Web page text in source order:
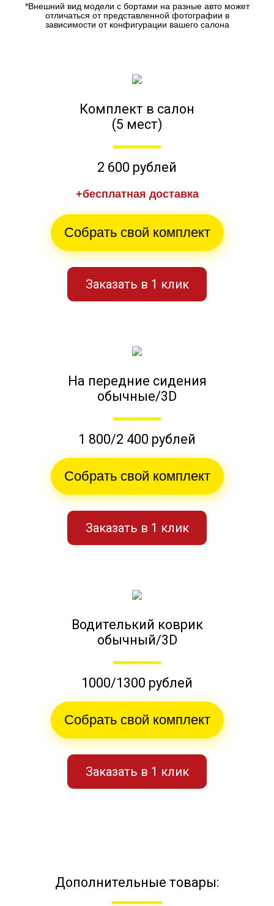
*Внешний вид модели с бортами на разные авто может
отличаться от представленной фотографии в
зависимости от конфигурации вашего салона
Комплект в салон
(5 мест)
2 600 рублей
+бесплатная доставка
Собрать свой комплект
Заказать в 1 клик
На передние сидения
обычные/3D
1 800/2 400 рублей
Собрать свой комплект
Заказать в 1 клик
Водителький коврик
обычный/3D
1000/1300 рублей
Собрать свой комплект
Заказать в 1 клик
Дополнительные товары: